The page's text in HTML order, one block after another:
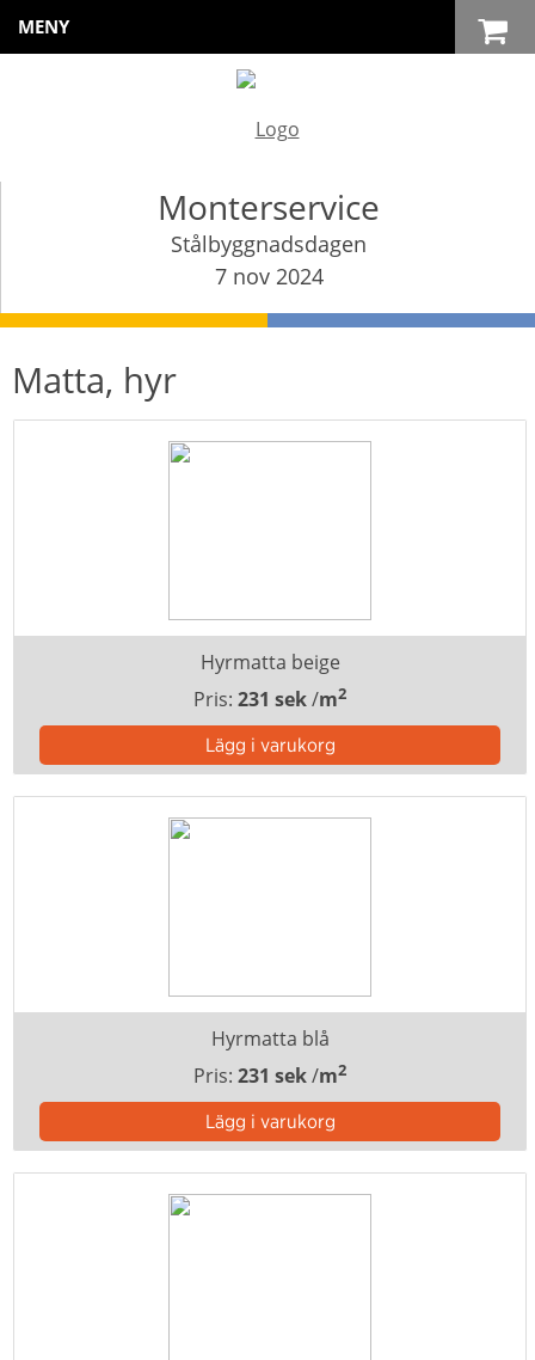
Monterservice
Stålbyggnadsdagen
7 nov 2024
MENY
Matta, hyr
Hyrmatta beige
Pris: 231 sek/m2
Hyrmatta blå
Pris: 231 sek/m2